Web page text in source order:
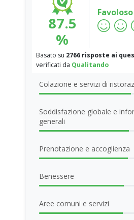
87.5
%
Favoloso
Basato su 2766 risposte ai
verificati da Qualitando
Colazione e servizi di
Soddisfazione globale e
generali
Prenotazione e accoglienza
Benessere
Aree comuni e servizi